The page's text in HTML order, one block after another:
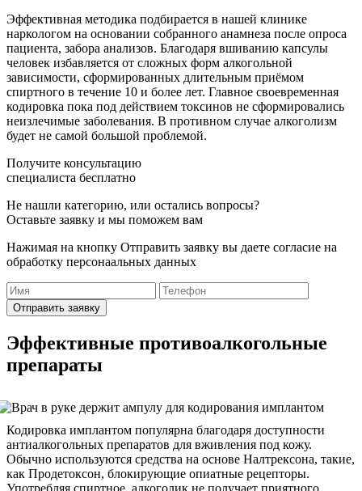
Эффективная методика подбирается в нашей клинике
наркологом на основании собранного анамнеза после опроса
пациента, забора анализов. Благодаря вшиванию капсулы
человек избавляется от сложных форм алкогольной
зависимости, сформированных длительным приёмом
спиртного в течение 10 и более лет. Главное своевременная
кодировка пока под действием токсинов не сформировались
неизлечимые заболевания. В противном случае алкоголизм
будет не самой большой проблемой.
Получите консультацию
специалиста бесплатно
Не нашли категорию, или остались вопросы?
Оставьте заявку и мы поможем вам
Нажимая на кнопку Отправить заявку вы даете согласие на
обработку персонаальных данных
Отправить заявку
Эффективные противоалкогольные
препараты
Кодировка имплантом популярна благодаря доступности
антиалкогольных препаратов для вживления под кожу.
Обычно используются средства на основе Налтрексона, такие,
как Продетоксон, блокирующие опиатные рецепторы.
Употребляя спиртное, алкоголик не получает приятного